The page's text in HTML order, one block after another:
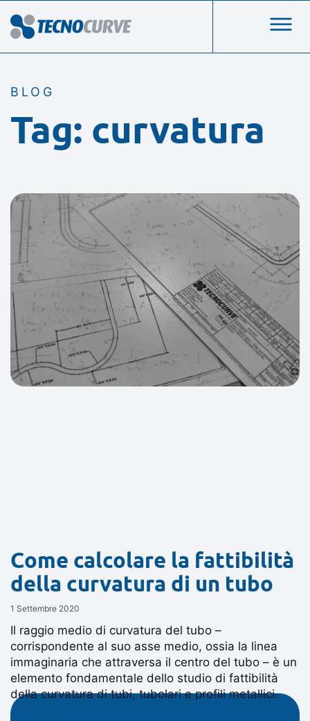
BLOG
Tag: curvatura
Come calcolare la fattibilità
della curvatura di un tubo
1 Settembre 2020
Il raggio medio di curvatura del tubo –
corrispondente al suo asse medio, ossia la linea
immaginaria che attraversa il centro del tubo – è un
elemento fondamentale dello studio di fattibilità
della curvatura di tubi, tubolari e profili metallici.